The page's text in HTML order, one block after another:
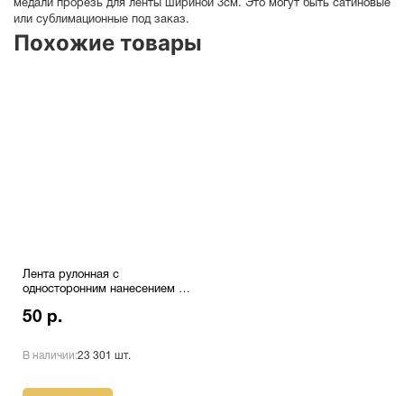
медали прорезь для ленты шириной 3см. Это могут быть сатиновые
или сублимационные под заказ.
Похожие товары
Лента рулонная с
односторонним нанесением на
50 р.
В наличии:23 301 шт.